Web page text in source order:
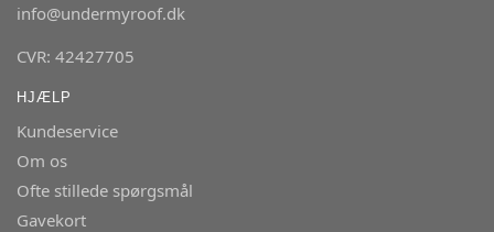
info@undermyroof.dk
CVR: 42427705
HJÆLP
Kundeservice
Om os
Ofte stillede spørgsmål
Gavekort